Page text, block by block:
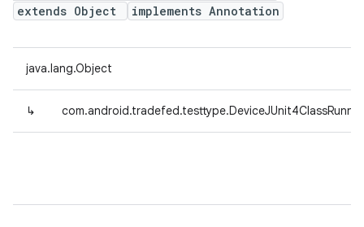
extends Object
implements Annotation
java.lang.Object
↳